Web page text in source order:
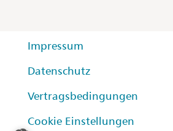
Impressum
Datenschutz
Vertragsbedingungen
Cookie Einstellungen